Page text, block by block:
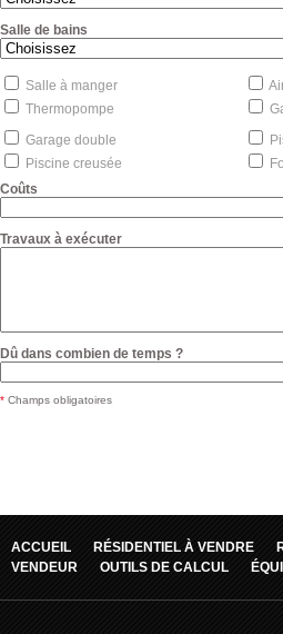
Salle de bains
Salle à manger
Thermopompe
Garage double
Piscine creusée
Coûts
Travaux à exécuter
Dû dans combien de temps ?
* Champs obligatoires
ACCUEIL RÉSIDENTIEL À VENDRE
VENDEUR
OUTILS DE CALCUL